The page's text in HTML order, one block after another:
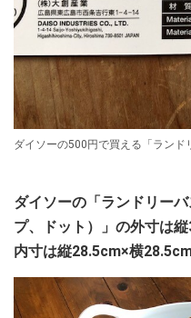
ダイソーの500円で買える「ラン
ダイソーの「ランドリー
プ、ドット）」の外寸は
内寸は縦28.5cm×横